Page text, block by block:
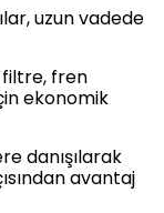
uzun vadede
filtre, fren
ekonomik
danışılarak
avantaj